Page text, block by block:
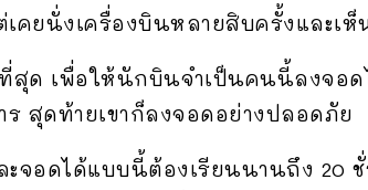
เคยนั่งเครื่องบินหลายสิบครั้งและเ
สุด เพื่อให้นักบินจำเป็นคนนี้ลงจอด
สุดท้ายเขาก็ลงจอดอย่างปลอดภัย
ะจอดได้แบบนี้ต้องเรียนนานถึง 20